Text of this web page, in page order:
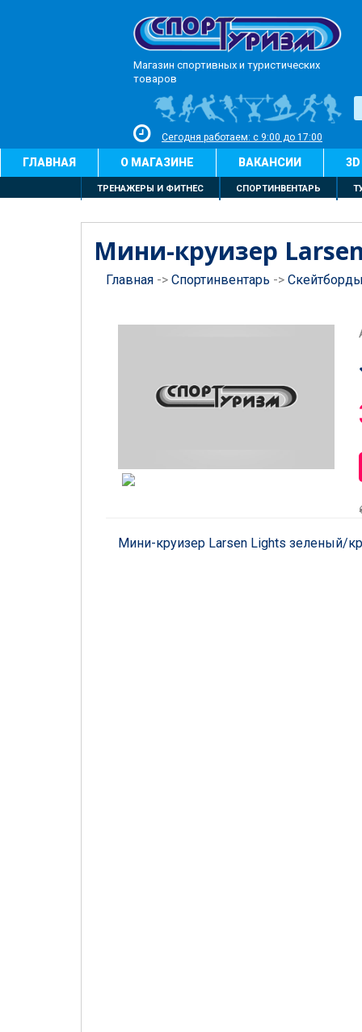
Магазин спортивных и туристических
товаров
Сегодня работаем: с 9:00 до 17:00
ГЛАВНАЯ О МАГАЗИНЕ ВАКАНСИИ
ТРЕНАЖЕРЫ И ФИТНЕС СПОРТИНВЕНТАРЬ
Мини-круизер
Главная -> Спортинвентарь ->
Мини-круизер Larsen Lights зеленый/